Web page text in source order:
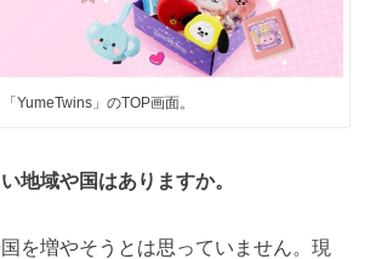
「YumeTwins」のTOP画面。
地域や国はありますか。
国を増やそうとは思っていません。現